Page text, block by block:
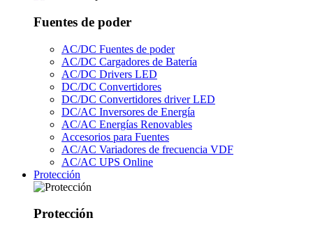
Fuentes de poder
AC/DC Fuentes de poder
AC/DC Cargadores de Batería
AC/DC Drivers LED
DC/DC Convertidores
DC/DC Convertidores driver LED
DC/AC Inversores de Energía
AC/AC Energías Renovables
Accesorios para Fuentes
AC/AC Variadores de frecuencia VDF
AC/AC UPS Online
Protección
Protección